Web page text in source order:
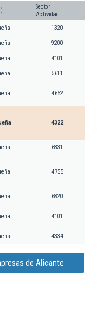
Sector
Actividad
1320
9200
4101
5611
4662
4322
6831
4755
6820
4101
4334
de Alicante